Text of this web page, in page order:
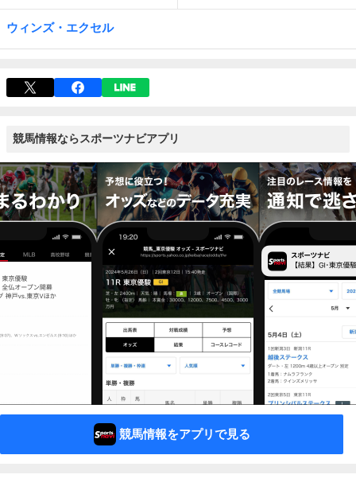
ウィンズ・エクセル
競馬情報ならスポーツナビアプリ
競馬情報をアプリで見る